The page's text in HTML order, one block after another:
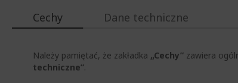
Cechy
Należy pamiętać, że zakładka „Cechy” zawiera
techniczne”.
Dane techniczne